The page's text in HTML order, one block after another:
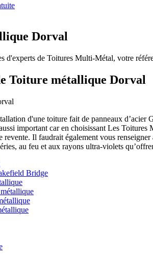
Dorval
d'experts de Toitures Multi-Métal, votre
Toiture métallique Dorval
d'une toiture fait de panneaux d’acier
important car en choisissant Les
revente. Il faudrait également vous
au feu et aux rayons ultra-violets
Bridge